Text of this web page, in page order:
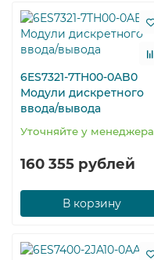
6ES7321-7TH00-0AB0
Модули дискретного
ввода/вывода
Уточняйте у менеджера
160 355 рублей
В корзину